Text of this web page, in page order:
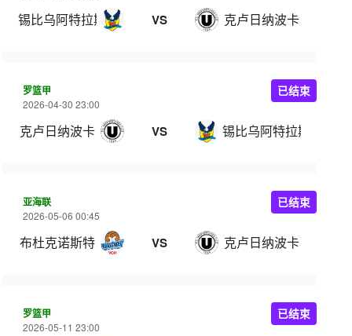
锡比乌阿特拉斯比 VS 克卢日纳波卡
罗篮甲
2026-04-30 23:00
克卢日纳波卡 VS 锡比乌阿特拉斯比
已结束
亚海联
2026-05-06 00:45
布杜克诺斯特 VS 克卢日纳波卡
已结束
罗篮甲
2026-05-11 23:00
已结束